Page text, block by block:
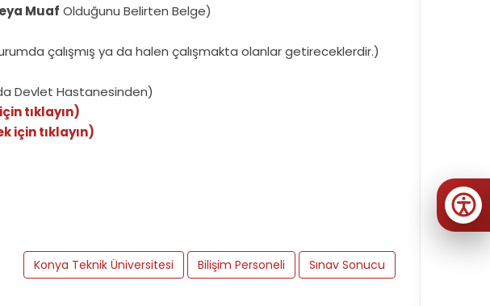
Muaf Olduğunu Belirten Belge)
çalışmış ya da halen çalışmakta olanlar getireceklerdir.)
Devlet Hastanesinden)
tıklayın)
için tıklayın)
Konya Teknik Üniversitesi Bilişim Personeli Sınav Sonucu